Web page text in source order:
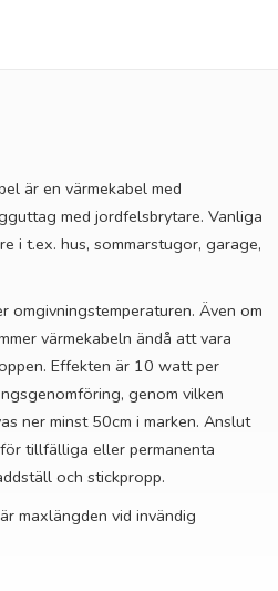
är en värmekabel med
med jordfelsbrytare. Vanliga
i t.ex. hus, sommarstugor, garage,
omgivningstemperaturen. Även om
värmekabeln ändå att vara
Effekten är 10 watt per
genom vilken
ner minst 50cm i marken. Anslut
tillfälliga eller permanenta
och stickpropp.
maxlängden vid invändig